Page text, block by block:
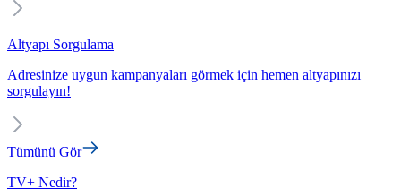
Altyapı Sorgulama
Adresinize uygun kampanyaları görmek için hemen altyapınızı
sorgulayın!
Tümünü Gör
TV+ Nedir?